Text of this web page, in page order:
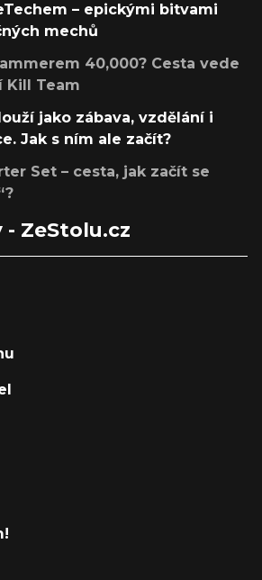
– epickými bitvami
mechů
40,000? Cesta vede
Kill Team
jako zábava, vzdělání i
Jak s ním ale začít?
Set – cesta, jak začít se
- ZeStolu.cz